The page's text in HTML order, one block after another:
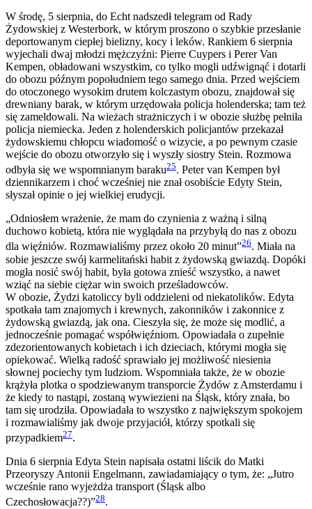
W środę, 5 sierpnia, do Echt nadszedł telegram od Rady
Żydowskiej z Westerbork, w którym proszono o szybkie przesłanie
deportowanym ciepłej bielizny, kocy i leków. Rankiem 6 sierpnia
wyjechali dwaj młodzi mężczyźni: Pierre Cuypers i Perer Van
Kempen, obładowani wszystkim, co tylko mogli udźwignąć i dotarli
do obozu późnym popołudniem tego samego dnia. Przed wejściem
do otoczonego wysokim drutem kolczastym obozu, znajdował się
drewniany barak, w którym urzędowała policja holenderska; tam też
się zameldowali. Na wieżach strażniczych i w obozie służbę pełniła
policja niemiecka. Jeden z holenderskich policjantów przekazał
żydowskiemu chłopcu wiadomość o wizycie, a po pewnym czasie
wejście do obozu otworzyło się i wyszły siostry Stein. Rozmowa
odbyła się we wspomnianym baraku25. Peter van Kempen był
dziennikarzem i choć wcześniej nie znał osobiście Edyty Stein,
słyszał opinie o jej wielkiej erudycji.
„Odniosłem wrażenie, że mam do czynienia z ważną i silną
duchowo kobietą, która nie wyglądała na przybyłą do nas z obozu
dla więźniów. Rozmawialiśmy przez około 20 minut”26. Miała na
sobie jeszcze swój karmelitański habit z żydowską gwiazdą. Dopóki
mogła nosić swój habit, była gotowa znieść wszystko, a nawet
wziąć na siebie ciężar win swoich prześladowców.
W obozie, Żydzi katoliccy byli oddzieleni od niekatolików. Edyta
spotkała tam znajomych i krewnych, zakonników i zakonnice z
żydowską gwiazdą, jak ona. Cieszyła się, że może się modlić, a
jednocześnie pomagać współwięźniom. Opowiadała o zupełnie
zdezorientowanych kobietach i ich dzieciach, którymi mogła się
opiekować. Wielką radość sprawiało jej możliwość niesienia
słownej pociechy tym ludziom. Wspomniała także, że w obozie
krążyła plotka o spodziewanym transporcie Żydów z Amsterdamu i
że kiedy to nastąpi, zostaną wywiezieni na Śląsk, który znała, bo
tam się urodziła. Opowiadała to wszystko z największym spokojem
i rozmawialiśmy jak dwoje przyjaciół, którzy spotkali się
przypadkiem27.
Dnia 6 sierpnia Edyta Stein napisała ostatni liścik do Matki
Przeoryszy Antonii Engelmann, zawiadamiający o tym, że: „Jutro
wcześnie rano wyjeżdża transport (Śląsk albo
Czechosłowacja??)”28.